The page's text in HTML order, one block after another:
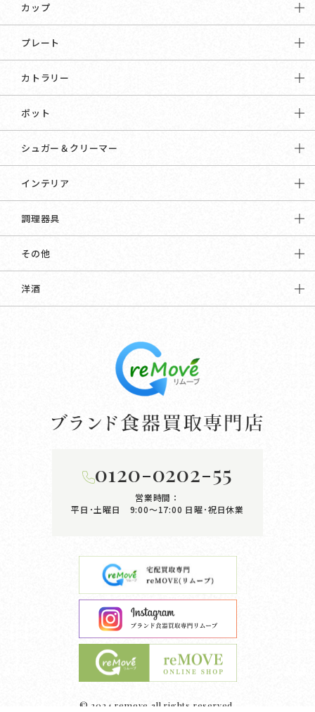
カップ
プレート
カトラリー
ポット
シュガー＆クリーマー
インテリア
調理器具
その他
洋酒
0120-0202-55
営業時間：
平日･土曜日 9:00〜17:00 日曜･祝日休業
© 2024 remove all rights reserved.